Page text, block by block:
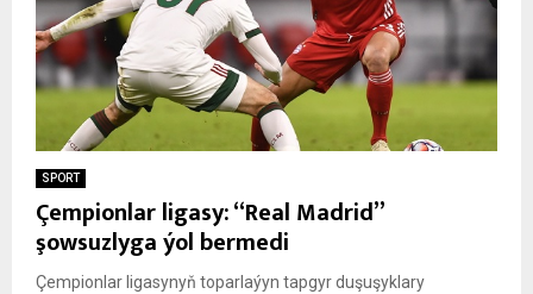
SPORT
Çempionlar ligasy: “Real Madrid”
şowsuzlyga ýol bermedi
Çempionlar ligasynyň toparlaýyn tapgyr duşuşyklary